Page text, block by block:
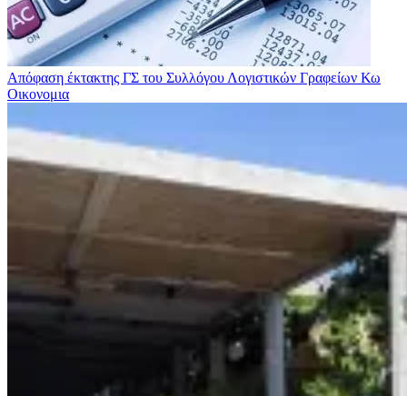
Απόφαση έκτακτης ΓΣ του Συλλόγου Λογιστικών Γραφείων Κω
Οικονομια